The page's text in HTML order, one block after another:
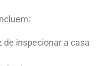
de inspecionar a casa